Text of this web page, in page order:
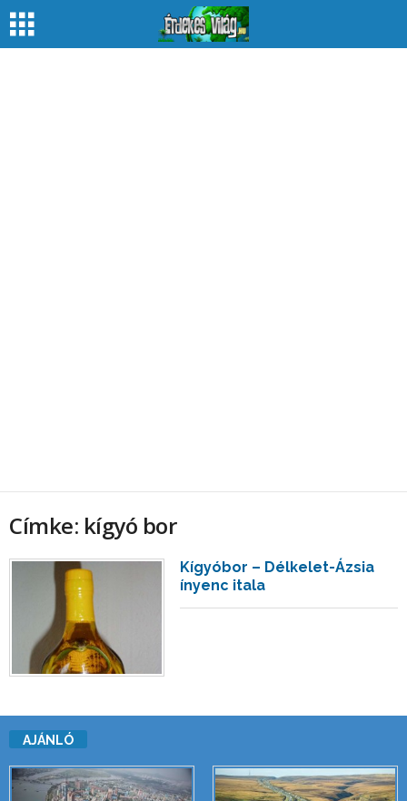
Címke: kígyó bor
Kígyóbor – Délkelet-Ázsia
ínyenc itala
AJÁNLÓ